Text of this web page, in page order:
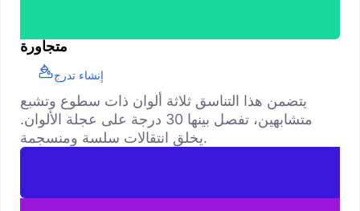
متجاورة
إنشاء تدرج
يتضمن هذا التناسق ثلاثة ألوان ذات سطوع وتشبع
متشابهين، تفصل بينها 30 درجة على عجلة الألوان.
يخلق انتقالات سلسة ومنسجمة.